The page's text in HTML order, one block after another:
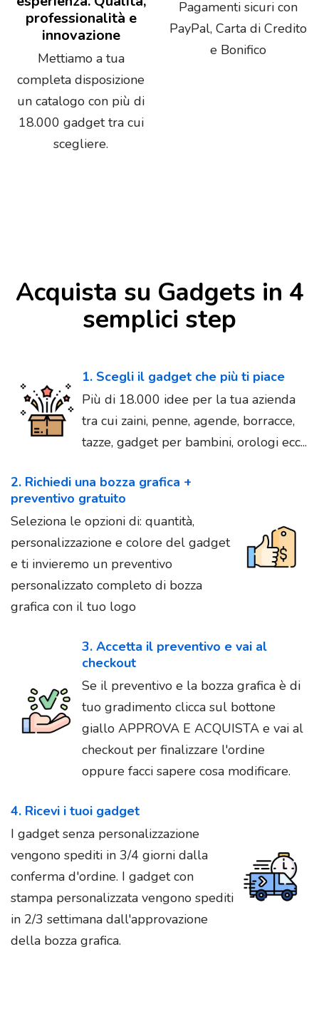
professionalità e
innovazione
Mettiamo a tua
completa disposizione
un catalogo con più di
18.000 gadget tra cui
scegliere.
Pagamenti sicuri con
PayPal, Carta di Credito
e Bonifico
Acquista su Gadgets in 4
semplici step
1. Scegli il gadget che più ti piace
Più di 18.000 idee per la tua azienda
tra cui zaini, penne, agende, borracce,
tazze, gadget per bambini, orologi ecc...
2. Richiedi una bozza grafica +
preventivo gratuito
Seleziona le opzioni di: quantità,
personalizzazione e colore del gadget
e ti invieremo un preventivo
personalizzato completo di bozza
grafica con il tuo logo
3. Accetta il preventivo e vai al
checkout
Se il preventivo e la bozza grafica è di
tuo gradimento clicca sul bottone
giallo APPROVA E ACQUISTA e vai al
checkout per finalizzare l'ordine
oppure facci sapere cosa modificare.
4. Ricevi i tuoi gadget
I gadget senza personalizzazione
vengono spediti in 3/4 giorni dalla
conferma d'ordine. I gadget con
stampa personalizzata vengono spediti
in 2/3 settimana dall'approvazione
della bozza grafica.